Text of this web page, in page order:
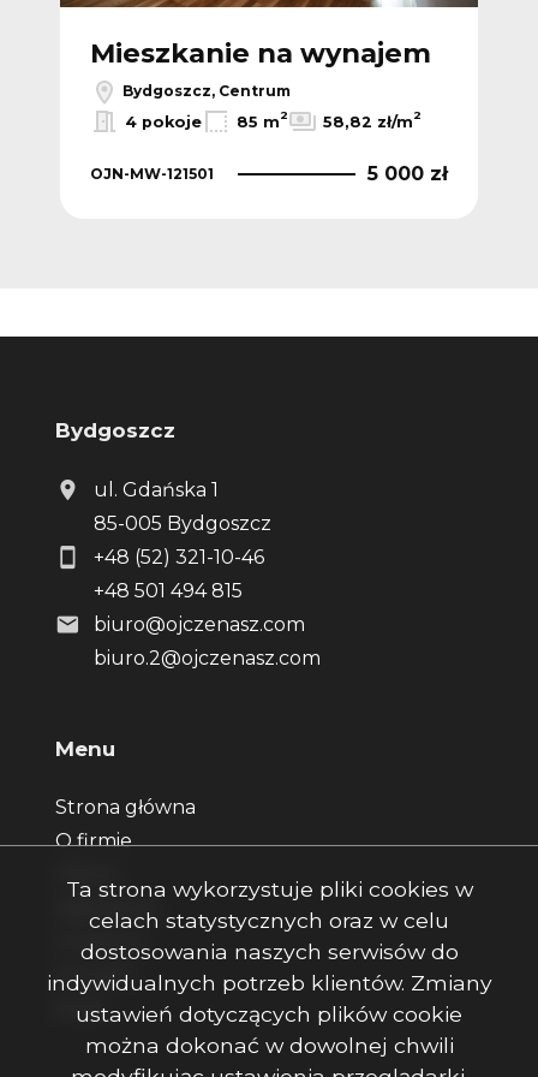
Mieszkanie na wynajem
Bydgoszcz, Centrum
4 pokoje
85 m2 58,82 zł/m2
OJN-MW-121501 5 000 zł
Bydgoszcz
ul. Gdańska 1
85-005 Bydgoszcz
+48 (52) 321-10-46
+48 501 494 815
biuro@ojczenasz.com
biuro.2@ojczenasz.com
Menu
Strona główna
O firmie
Zgłoszenia
Ulubione
Kontakt
Rodo
Ta strona wykorzystuje pliki cookies w
celach statystycznych oraz w celu
dostosowania naszych serwisów do
indywidualnych potrzeb klientów. Zmiany
ustawień dotyczących plików cookie
można dokonać w dowolnej chwili